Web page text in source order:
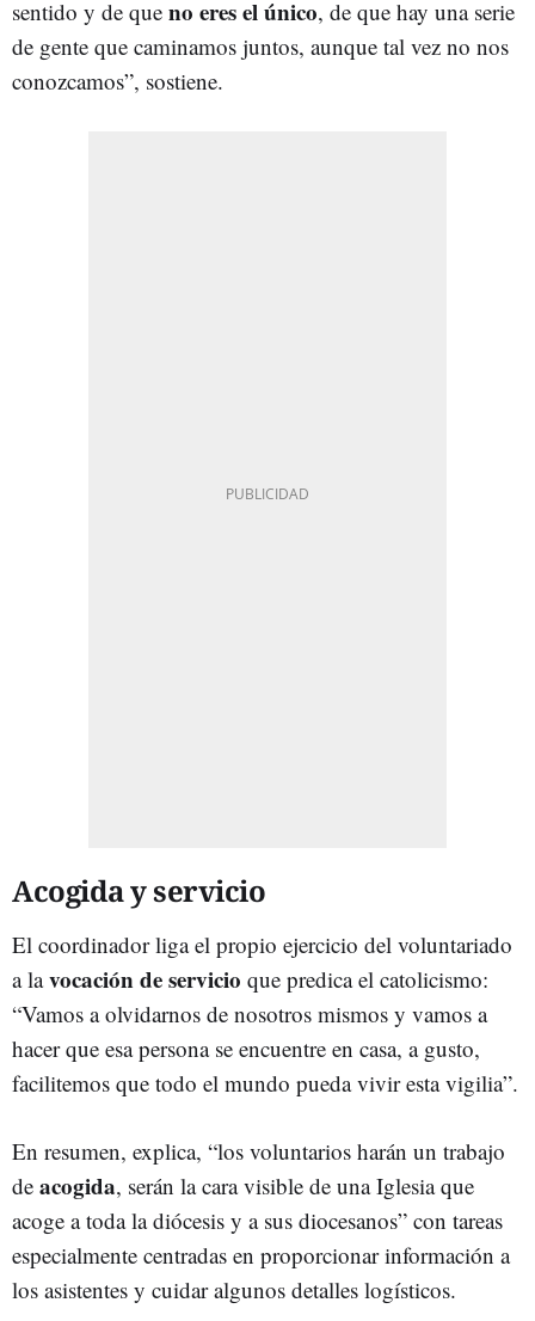
sentido y de que no eres el único, de que hay una serie
de gente que caminamos juntos, aunque tal vez no nos
conozcamos”, sostiene.
Acogida y servicio
El coordinador liga el propio ejercicio del voluntariado
a lavocación de servicio que predica el catolicismo:
“Vamos a olvidarnos de nosotros mismos y vamos a
hacer que esa persona se encuentre en casa, a gusto,
facilitemos que todo el mundo pueda vivir esta vigilia”.
En resumen, explica, “los voluntarios harán un trabajo
de acogida, serán la cara visible de una Iglesia que
acoge a toda la diócesis y a sus diocesanos” con tareas
especialmente centradas en proporcionar información a
los asistentes y cuidar algunos detalles logísticos.